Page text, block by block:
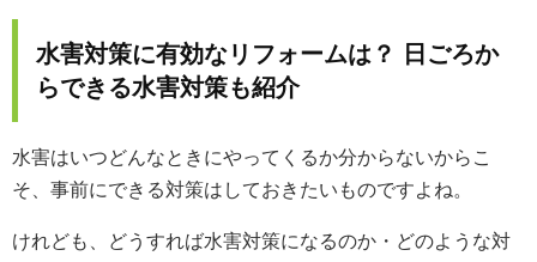
水害対策に有効なリフォームは？ 日ごろか
らできる水害対策も紹介
水害はいつどんなときにやってくるか分からないからこ
そ、事前にできる対策はしておきたいものですよね。
けれども、どうすれば水害対策になるのか・どのような対